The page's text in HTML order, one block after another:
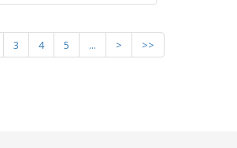
3 4 5 ... > >>